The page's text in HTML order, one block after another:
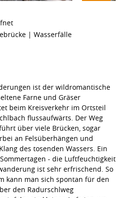
| Wasserfälle
ist der wildromantische
Farne und Gräser
beim Kreisverkehr im Ortsteil
flussaufwärts. Der Weg
über viele Brücken, sogar
an Felsüberhängen und
des tosenden Wassers. Ein
- die Luftfeuchtigkeit
ist sehr erfrischend. So
kann man sich spontan für den
den Radurschlweg